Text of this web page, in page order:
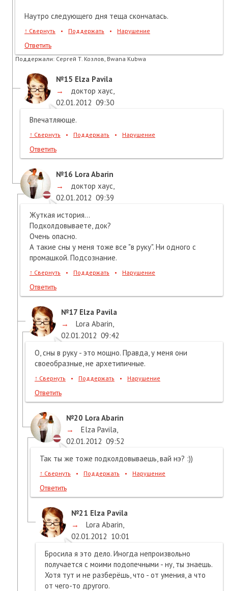
Наутро следующего дня теща скончалась.
↑ Свернуть • Поддержать • Нарушение
Ответить
Поддержали: Сергей Т. Козлов, Bwana Kubwa
№15 Elza Pavila
→
доктор хаус
02.01.2012 09:30
Впечатляюще.
↑ Свернуть • Поддержать • Нарушение
Ответить
№16 Lora Abarin
→
доктор хаус
02.01.2012 09:39
Жуткая история...
Подколдовываете, док?
Очень опасно.
А такие сны у меня тоже все "в руку". Ни одного с
промашкой. Подсознание.
↑ Свернуть • Поддержать • Нарушение
Ответить
№17 Elza Pavila
→
Lora Abarin
02.01.2012 09:42
О, сны в руку - это мощно. Правда, у меня они
своеобразные, не архетипичные.
↑ Свернуть • Поддержать • Нарушение
Ответить
№20 Lora Abarin
→
Elza Pavila
02.01.2012 09:52
Так ты же тоже подколдовываешь, вай нэ? :))
↑ Свернуть • Поддержать • Нарушение
Ответить
№21 Elza Pavila
→
Lora Abarin
02.01.2012 10:01
Бросила я это дело. Иногда непроизвольно
получается с моими подопечными - ну, ты знаешь.
Хотя тут и не разберёшь, что - от умения, а что
от чего-то другого.